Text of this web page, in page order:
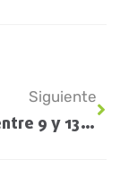
Siguiente
Aumentó entre 9 y 13,5% el gasoil en plena cosecha gruesa